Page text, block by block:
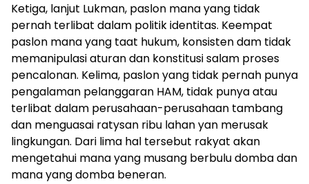
Ketiga, lanjut Lukman, paslon mana yang tidak
pernah terlibat dalam politik identitas. Keempat
paslon mana yang taat hukum, konsisten dam tidak
memanipulasi aturan dan konstitusi salam proses
pencalonan. Kelima, paslon yang tidak pernah punya
pengalaman pelanggaran HAM, tidak punya atau
terlibat dalam perusahaan-perusahaan tambang
dan menguasai ratysan ribu lahan yan merusak
lingkungan. Dari lima hal tersebut rakyat akan
mengetahui mana yang musang berbulu domba dan
mana yang domba beneran.